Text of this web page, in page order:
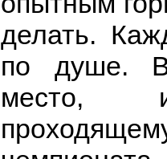
делать.
по душе.
место,